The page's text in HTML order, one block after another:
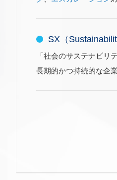
SX（
「社会のサステナビリ
長期的かつ持続的な企